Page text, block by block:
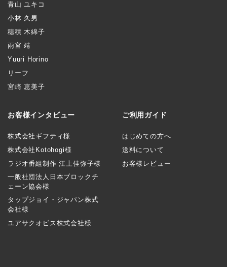
青山 ユキコ
小林 久男
穂積 木綿子
雨宮 靖
Yuuri Horino
リーフ
宮崎 恵美子
お客様インタビュー
株式会社ギフティ様
株式会社Kotohogi様
ラジオ番組制作 江上佳弥子様
一般社団法人日本ブロックチ
ェーン協会様
タップジョイ・ジャパン株式
会社様
ユアサクオビス株式会社様
ご利用ガイド
はじめての方へ
送料について
お客様レビュー